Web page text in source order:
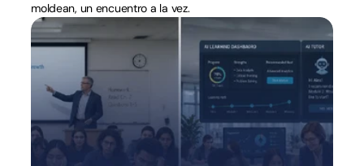
moldean, un encuentro a la vez.